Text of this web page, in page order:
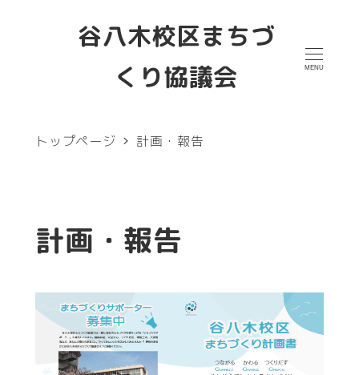
谷八木校区まちづ
くり協議会
MENU
トップページ 計画・報告
計画・報告